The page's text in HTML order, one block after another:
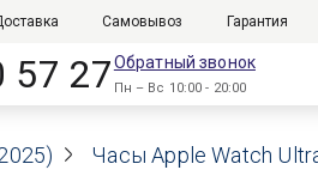
Самовывоз Гарантия
57 27Обратный звонок
Пн – Вс 10:00 - 20:00
Часы Apple Watch